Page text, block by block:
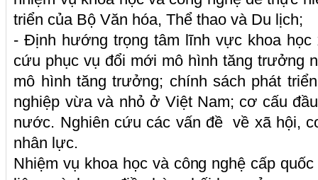
triển của Bộ Văn hóa, Thể thao và Du lịch;
- Định hướng trọng tâm lĩnh vực khoa học
cứu phục vụ đổi mới mô hình tăng trưởng
mô hình tăng trưởng; chính sách phát
nghiệp vừa và nhỏ ở Việt Nam; cơ cấu
nước. Nghiên cứu các vấn đề về xã hội,
nhân lực.
Nhiệm vụ khoa học và công nghệ cấp